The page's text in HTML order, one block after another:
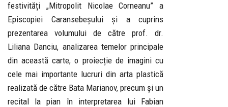
festivități „Mitropolit Nicolae Corneanu” a
Episcopiei Caransebeșului și a cuprins
prezentarea volumului de către prof. dr.
Liliana Danciu, analizarea temelor principale
din această carte, o proiecție de imagini cu
cele mai importante lucruri din arta plastică
realizată de către Bata Marianov, precum și un
recital la pian în interpretarea lui Fabian